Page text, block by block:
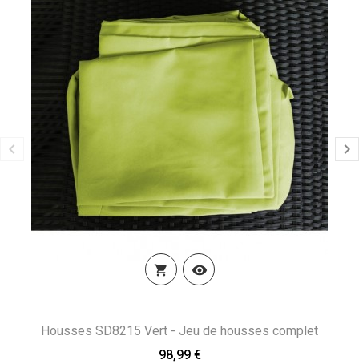
 
Housses SD8215 Vert - Jeu de housses complet
98,99 €